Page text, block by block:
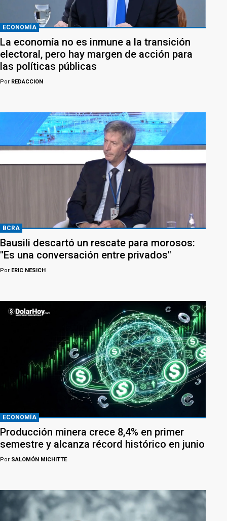
ECONOMÍA
La economía no es inmune a la transición
electoral, pero hay margen de acción para
las políticas públicas
Por REDACCION
BCRA
Bausili descartó un rescate para morosos:
"Es una conversación entre privados"
Por ERIC NESICH
ECONOMÍA
Producción minera crece 8,4% en primer
semestre y alcanza récord histórico en junio
Por SALOMÓN MICHITTE